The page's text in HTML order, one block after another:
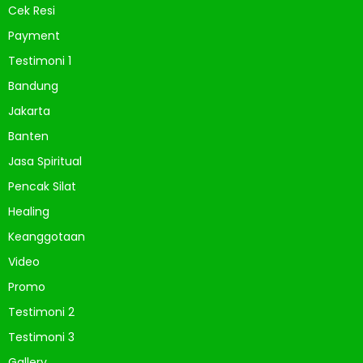
Cek Resi
Payment
Testimoni 1
Bandung
Jakarta
Banten
Jasa Spiritual
Pencak Silat
Healing
Keanggotaan
Video
Promo
Testimoni 2
Testimoni 3